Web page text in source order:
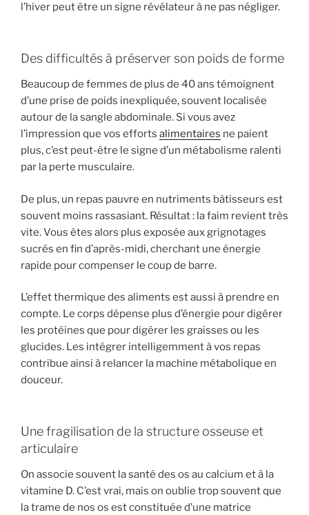
l’hiver peut être un signe révélateur à ne pas négliger.
Des difficultés à préserver son poids de forme
Beaucoup de femmes de plus de 40 ans témoignent
d’une prise de poids inexpliquée, souvent localisée
autour de la sangle abdominale. Si vous avez
l’impression que vos efforts alimentaires ne paient
plus, c’est peut-être le signe d’un métabolisme ralenti
par la perte musculaire.
De plus, un repas pauvre en nutriments bâtisseurs est
souvent moins rassasiant. Résultat : la faim revient très
vite. Vous êtes alors plus exposée aux grignotages
sucrés en fin d’après-midi, cherchant une énergie
rapide pour compenser le coup de barre.
L’effet thermique des aliments est aussi à prendre en
compte. Le corps dépense plus d’énergie pour digérer
les protéines que pour digérer les graisses ou les
glucides. Les intégrer intelligemment à vos repas
contribue ainsi à relancer la machine métabolique en
douceur.
Une fragilisation de la structure osseuse et
articulaire
On associe souvent la santé des os au calcium et à la
vitamine D. C’est vrai, mais on oublie trop souvent que
la trame de nos os est constituée d’une matrice